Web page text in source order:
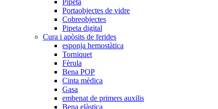
Pipeta
Portaobjectes de vidre
Cobreobjectes
Pipeta digital
Cura i apòsits de ferides
esponja hemostàtica
Torniquet
Fèrula
Bena POP
Cinta mèdica
Gasa
embenat de primers auxilis
Bena elàstica